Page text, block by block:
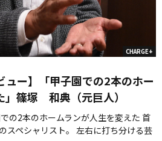
CHARGE+
ュー】「甲子園での2本のホー
」篠塚 和典（元巨人）
の2本のホームランが人生を変えた 首
スペシャリスト。 左右に打ち分ける芸